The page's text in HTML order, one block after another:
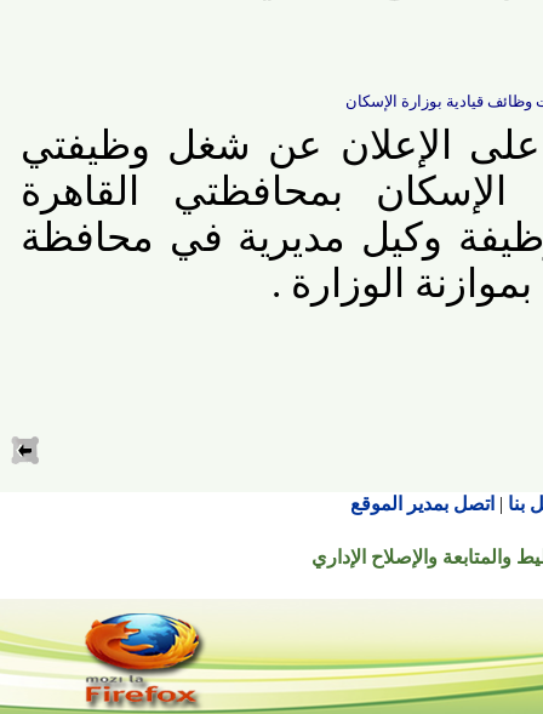
قيادية بوزارة الإسكان
الإعلان عن شغل وظيفتي
بمحافظتي القاهرة
وكيل مديرية في محافظة
الوزارة .
| اتصل بمدير الموقع
والإصلاح الإداري